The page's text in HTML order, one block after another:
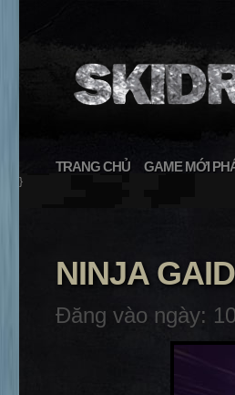
TRANG CHỦ GAME MỚI
}
NINJA
Đăng vào ngày: